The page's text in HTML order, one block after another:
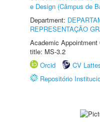
e Design (Câmpus de
Department:
REPRESENTAÇÃO
Academic
title: MS-3.2
Orcid
CV
Repositório